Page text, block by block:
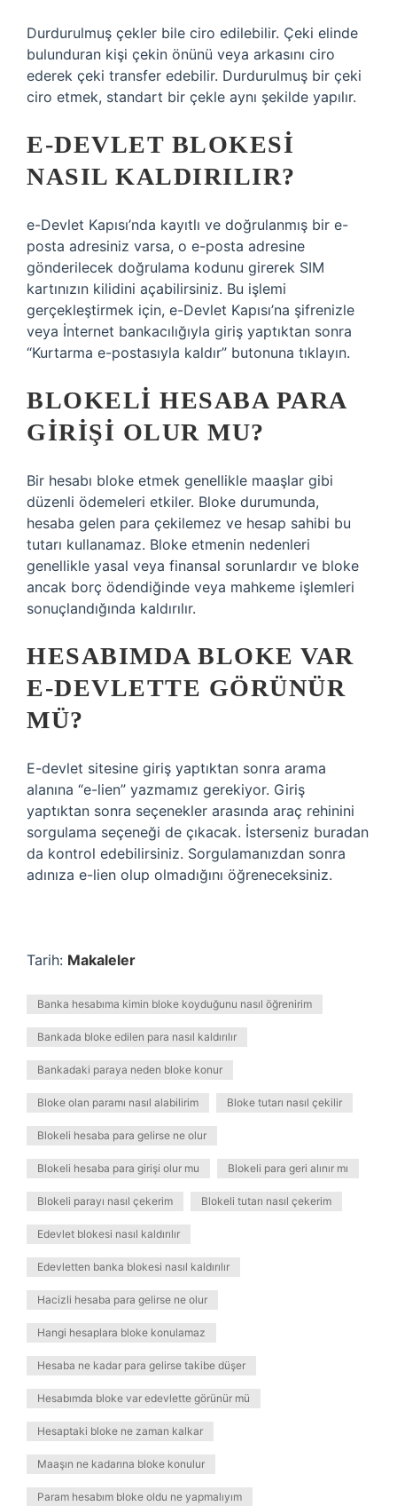
Durdurulmuş çekler bile ciro edilebilir. Çeki elinde
bulunduran kişi çekin önünü veya arkasını ciro
ederek çeki transfer edebilir. Durdurulmuş bir çeki
ciro etmek, standart bir çekle aynı şekilde yapılır.
E-DEVLET BLOKESI
NASIL KALDIRILIR?
e-Devlet Kapısı’nda kayıtlı ve doğrulanmış bir e-
posta adresiniz varsa, o e-posta adresine
gönderilecek doğrulama kodunu girerek SIM
kartınızın kilidini açabilirsiniz. Bu işlemi
gerçekleştirmek için, e-Devlet Kapısı’na şifrenizle
veya İnternet bankacılığıyla giriş yaptıktan sonra
“Kurtarma e-postasıyla kaldır” butonuna tıklayın.
BLOKELI HESABA PARA
GIRIŞI OLUR MU?
Bir hesabı bloke etmek genellikle maaşlar gibi
düzenli ödemeleri etkiler. Bloke durumunda,
hesaba gelen para çekilemez ve hesap sahibi bu
tutarı kullanamaz. Bloke etmenin nedenleri
genellikle yasal veya finansal sorunlardır ve bloke
ancak borç ödendiğinde veya mahkeme işlemleri
sonuçlandığında kaldırılır.
HESABIMDA BLOKE VAR
E-DEVLETTE GÖRÜNÜR
MÜ?
E-devlet sitesine giriş yaptıktan sonra arama
alanına “e-lien” yazmamız gerekiyor. Giriş
yaptıktan sonra seçenekler arasında araç rehinini
sorgulama seçeneği de çıkacak. İsterseniz buradan
da kontrol edebilirsiniz. Sorgulamanızdan sonra
adınıza e-lien olup olmadığını öğreneceksiniz.
Tarih: Makaleler
Banka hesabıma kimin bloke koyduğunu nasıl öğrenirim
Bankada bloke edilen para nasıl kaldırılır
Bankadaki paraya neden bloke konur
Bloke olan paramı nasıl alabilirim Bloke tutarı nasıl çekilir
Blokeli hesaba para gelirse ne olur
Blokeli hesaba para girişi olur mu Blokeli para geri alınır mı
Blokeli parayı nasıl çekerim Blokeli tutarı nasıl çekerim
Edevlet blokesi nasıl kaldırılır
Edevletten banka blokesi nasıl kaldırılır
Hacizli hesaba para gelirse ne olur
Hangi hesaplara bloke konulamaz
Hesaba ne kadar para gelirse takibe düşer
Hesabımda bloke var edevlette görünür mü
Hesaptaki bloke ne zaman kalkar
Maaşın ne kadarına bloke konulur
Param hesabım bloke oldu ne yapmalıyım